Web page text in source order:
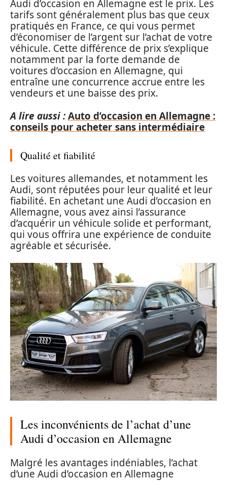
Audi d’occasion en Allemagne est le prix. Les
tarifs sont généralement plus bas que ceux
pratiqués en France, ce qui vous permet
d’économiser de l’argent sur l’achat de votre
véhicule. Cette différence de prix s’explique
notamment par la forte demande de
voitures d’occasion en Allemagne, qui
entraîne une concurrence accrue entre les
vendeurs et une baisse des prix.
A lire aussi :Auto d’occasion en Allemagne :
conseils pour acheter sans intermédiaire
Qualité et fiabilité
Les voitures allemandes, et notamment les
Audi, sont réputées pour leur qualité et leur
fiabilité. En achetant une Audi d’occasion en
Allemagne, vous avez ainsi l’assurance
d’acquérir un véhicule solide et performant,
qui vous offrira une expérience de conduite
agréable et sécurisée.
Les inconvénients de l’achat d’une
Audi d’occasion en Allemagne
Malgré les avantages indéniables, l’achat
d’une Audi d’occasion en Allemagne